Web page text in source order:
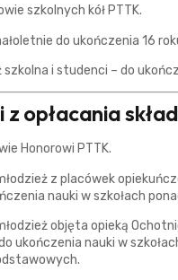
szkolnych kół PTTK.
do ukończenia 16
szkolna i studenci – do
z opłacania
Honorowi PTTK.
z placówek
nauki w szkołach
objęta opieką
ukończenia nauki w